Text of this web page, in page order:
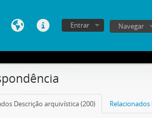
Entrar Navegar
Descrição arquivística (200)